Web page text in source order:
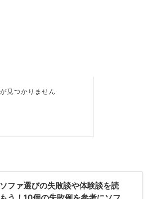
ソファ選びの失敗談や体験談を読